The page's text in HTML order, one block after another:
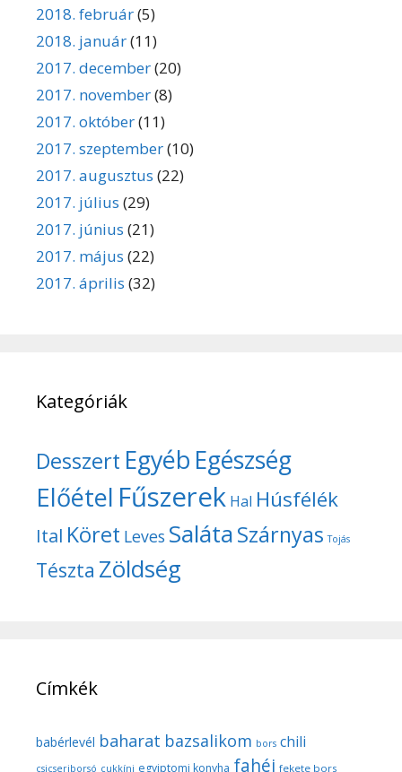
2018. február(5)
2018. január(11)
2017. december(20)
2017. november(8)
2017. október(11)
2017. szeptember(10)
2017. augusztus (22)
2017. július (29)
2017. június (21)
2017. május (22)
2017. április (32)
Kategóriák
Desszert Egyéb Egészség
Előétel Fűszerek Hal Húsfélék
Ital Köret Leves SalátaSzárnyas Tojás
Tészta Zöldség
Címkék
babérlevél baharat bazsalikom bors chili
csicseriborsó cukkíni egyiptomi konyha fahéj fekete bors